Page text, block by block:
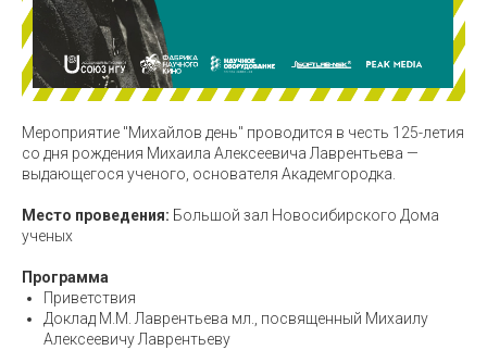
Мероприятие "Михайлов день" проводится в честь 125-летия
со дня рождения Михаила Алексеевича Лаврентьева —
выдающегося ученого, основателя Академгородка.
Место проведения: Большой зал Новосибирского Дома
ученых
Программа
Приветствия
Доклад М.М. Лаврентьева мл., посвященный Михаилу
Алексеевичу Лаврентьеву